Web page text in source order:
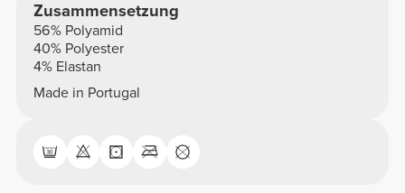
Zusammensetzung
56% Polyamid
40% Polyester
4% Elastan
Made in Portugal